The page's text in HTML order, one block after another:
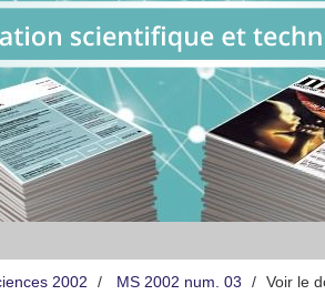
2002 MS 2002 num. 03 Voir le